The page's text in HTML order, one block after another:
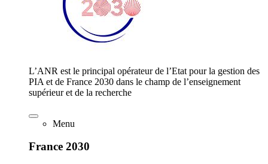
L’ANR est le principal opérateur de l’Etat pour la gestion des
PIA et de France 2030 dans le champ de l’enseignement
supérieur et de la recherche
Menu
France 2030